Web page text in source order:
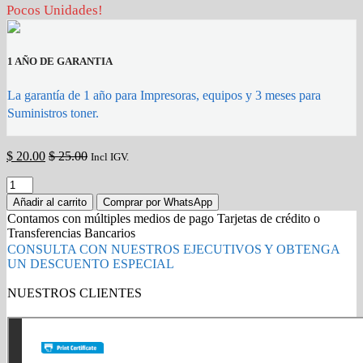
Pocos Unidades!
1 AÑO DE GARANTIA
La garantía de 1 año para Impresoras, equipos y 3 meses para
Suministros toner.
$ 20.00 $25.00 Incl IGV.
Estabilizador
Forza
FVR-
1012
1000VA
/
500W
quantity
Añadir al carrito Comprar por WhatsApp
Contamos con múltiples medios de pago Tarjetas de crédito o
Transferencias Bancarios
CONSULTA CON NUESTROS EJECUTIVOS Y OBTENGA
UN DESCUENTO ESPECIAL
NUESTROS CLIENTES